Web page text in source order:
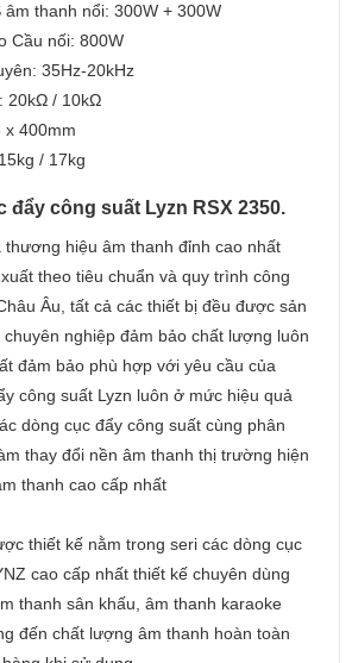
thanh nổi: 300W + 300W
Cầu nối: 800W
35Hz-20kHz
20kΩ / 10kΩ
x 400mm
/ 17kg
đẩy công suất Lyzn RSX 2350.
thương hiệu âm thanh đỉnh cao nhất
theo tiêu chuẩn và quy trình công
Âu, tất cả các thiết bị đều được sản
nghiệp đảm bảo chất lượng luôn
đảm bảo phù hợp với yêu cầu của
công suất Lyzn luôn ở mức hiệu quả
dòng cục đẩy công suất cùng phân
thay đổi nền âm thanh thị trường hiện
thanh cao cấp nhất
thiết kế nằm trong seri các dòng cục
cao cấp nhất thiết kế chuyên dùng
thanh sân khấu, âm thanh karaoke
đến chất lượng âm thanh hoàn toàn